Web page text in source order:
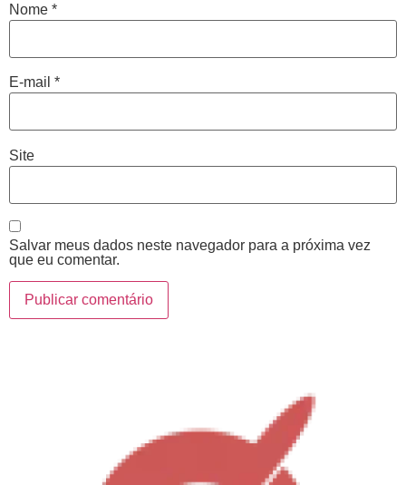
Nome *
E-mail *
Site
Salvar meus dados neste navegador para a próxima vez
que eu comentar.